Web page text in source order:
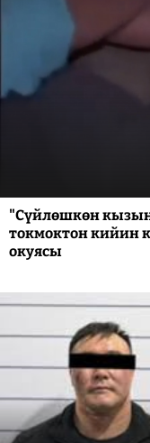
"Сүйлөшкөн
токмоктон кийин
окуясы